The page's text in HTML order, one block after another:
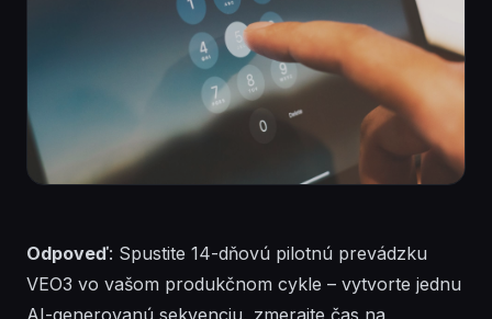
Odpoveď: Spustite 14-dňovú pilotnú prevádzku
VEO3 vo vašom produkčnom cykle – vytvorte jednu
AI-generovanú sekvenciu, zmerajte čas na